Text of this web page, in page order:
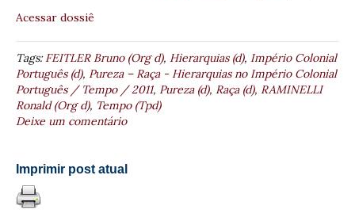
Acessar dossiê
Tags:FEITLER Bruno (Org d), Hierarquias (d), Império Colonial
Português (d), Pureza – Raça - Hierarquias no Império Colonial
Português / Tempo / 2011, Pureza (d), Raça (d), RAMINELLI
Ronald (Org d), Tempo (Tpd)
Deixe um comentário
Imprimir post atual